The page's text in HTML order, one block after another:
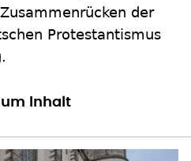
der
Protestantismus
Inhalt